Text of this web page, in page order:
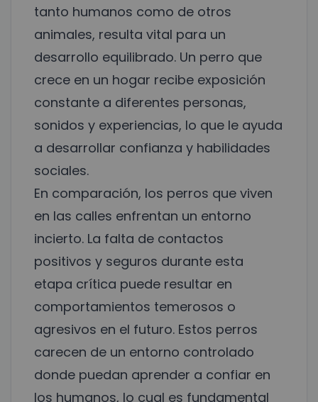
tanto humanos como de otros
animales, resulta vital para un
desarrollo equilibrado. Un perro que
crece en un hogar recibe exposición
constante a diferentes personas,
sonidos y experiencias, lo que le ayuda
a desarrollar confianza y habilidades
sociales.
En comparación, los perros que viven
en las calles enfrentan un entorno
incierto. La falta de contactos
positivos y seguros durante esta
etapa crítica puede resultar en
comportamientos temerosos o
agresivos en el futuro. Estos perros
carecen de un entorno controlado
donde puedan aprender a confiar en
los humanos, lo cual es fundamental